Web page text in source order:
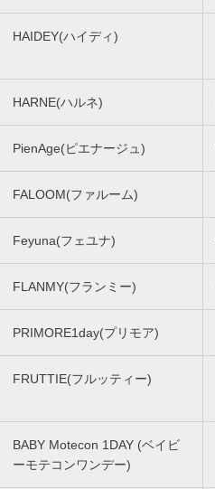
HAIDEY(ハイディ)
HARNE(ハルネ)
PienAge(ピエナージュ)
FALOOM(ファルーム)
Feyuna(フェユナ)
FLANMY(フランミー)
PRIMORE1day(プリモア)
FRUTTIE(フルッティー)
BABY Motecon 1DAY (ベイビ
ーモテコンワンデー)